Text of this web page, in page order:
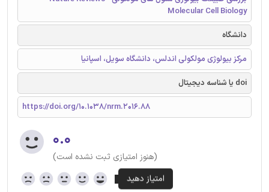
Molecular Cell Biology
دانشگاه
مرکز بیولوژی مولکولی اندلس، دانشگاه سویل، اسپانیا
doi یا شناسه دیجیتال
https://doi.org/10.1038/nrm.2016.88
۰.۰
(هنوز امتیازی ثبت نشده است)